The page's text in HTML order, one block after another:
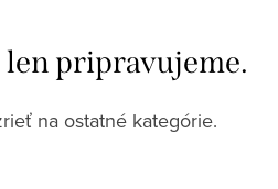
pripravujeme.
na ostatné kategórie.